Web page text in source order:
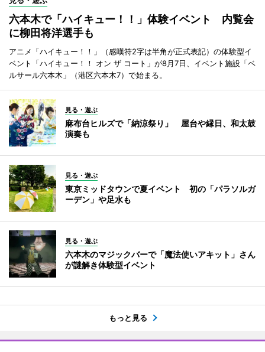
六本木で「ハイキュー！！」体験イベント 内覧会
に柳田将洋選手も
アニメ「ハイキュー！！」（感嘆符2字は半角が正式表記）の体験型イ
ベント「ハイキュー！！ オン ザ コート」が8月7日、イベント施設「ベ
ルサール六本木」（港区六本木7）で始まる。
見る・遊ぶ
麻布台ヒルズで「納涼祭り」 屋台や縁日、和太鼓
演奏も
見る・遊ぶ
東京ミッドタウンで夏イベント 初の「パラソルガ
ーデン」や足水も
見る・遊ぶ
六本木のマジックバーで「魔法使いアキット」さん
が謎解き体験型イベント
もっと見る